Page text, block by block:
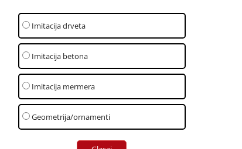
Imitacija drveta
Imitacija betona
Imitacija mermera
Geometrija/ornamenti